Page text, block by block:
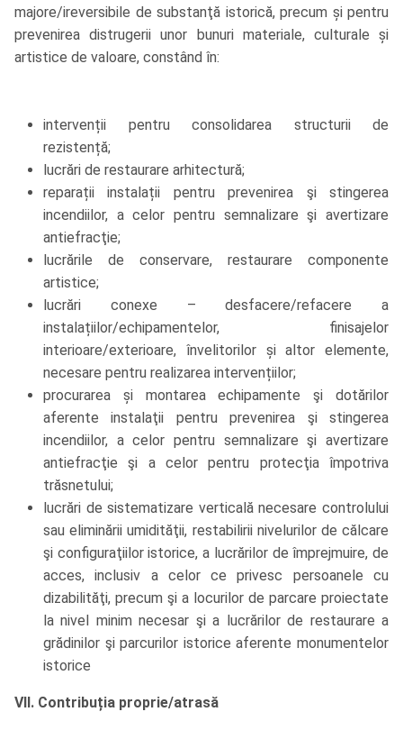
majore/ireversibile de substanţă istorică, precum și pentru
prevenirea distrugerii unor bunuri materiale, culturale și
artistice de valoare, constând în:
intervenții pentru consolidarea structurii de
rezistență;
lucrări de restaurare arhitectură;
reparații instalații pentru prevenirea şi stingerea
incendiilor, a celor pentru semnalizare şi avertizare
antiefracţie;
lucrările de conservare, restaurare componente
artistice;
lucrări conexe – desfacere/refacere a
instalațiilor/echipamentelor, finisajelor
interioare/exterioare, învelitorilor și altor elemente,
necesare pentru realizarea intervențiilor;
procurarea și montarea echipamente şi dotărilor
aferente instalaţii pentru prevenirea şi stingerea
incendiilor, a celor pentru semnalizare şi avertizare
antiefracţie şi a celor pentru protecţia împotriva
trăsnetului;
lucrări de sistematizare verticală necesare controlului
sau eliminării umidităţii, restabilirii nivelurilor de călcare
şi configuraţiilor istorice, a lucrărilor de împrejmuire, de
acces, inclusiv a celor ce privesc persoanele cu
dizabilităţi, precum şi a locurilor de parcare proiectate
la nivel minim necesar şi a lucrărilor de restaurare a
grădinilor şi parcurilor istorice aferente monumentelor
istorice
VII. Contribuția proprie/atrasă